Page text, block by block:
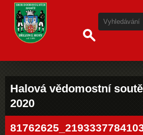
Halová vědomostní
2020